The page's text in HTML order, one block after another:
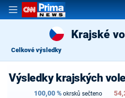
Krajské
Celkové výsledky
Výsledky krajských
100,00% okrsků sečteno